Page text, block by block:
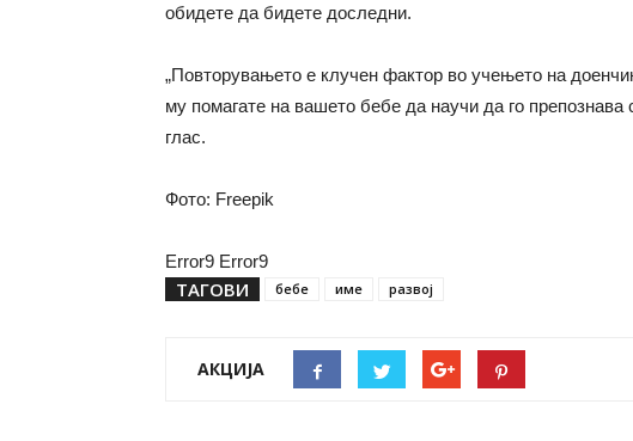
обидете да бидете доследни.
„Повторувањето е клучен фактор во учењето на
му помагате на вашето бебе да научи да го
глас.
Фото: Freepik
Error9 Error9
ТАГОВИ бебе име развој
АКЦИЈА